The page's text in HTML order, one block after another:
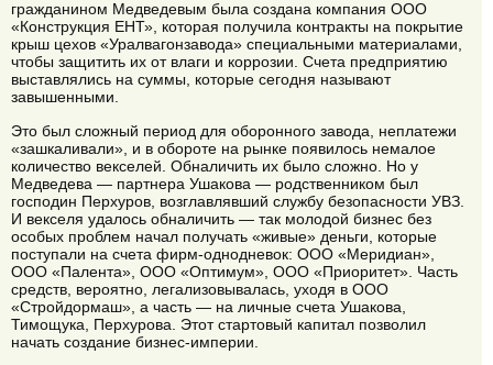
гражданином Медведевым была создана компания ООО
«Конструкция ЕНТ», которая получила контракты на покрытие
крыш цехов «Уралвагонзавода» специальными материалами,
чтобы защитить их от влаги и коррозии. Счета предприятию
выставлялись на суммы, которые сегодня называют
завышенными.
Это был сложный период для оборонного завода, неплатежи
«зашкаливали», и в обороте на рынке появилось немалое
количество векселей. Обналичить их было сложно. Но у
Медведева — партнера Ушакова — родственником был
господин Перхуров, возглавлявший службу безопасности УВЗ.
И векселя удалось обналичить — так молодой бизнес без
особых проблем начал получать «живые» деньги, которые
поступали на счета фирм-однодневок: ООО «Меридиан»,
ООО «Палента», ООО «Оптимум», ООО «Приоритет». Часть
средств, вероятно, легализовывалась, уходя в ООО
«Стройдормаш», а часть — на личные счета Ушакова,
Тимощука, Перхурова. Этот стартовый капитал позволил
начать создание бизнес-империи.